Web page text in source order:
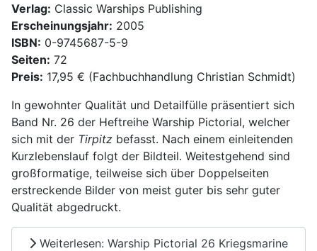
Verlag: Classic Warships Publishing
Erscheinungsjahr: 2005
ISBN: 0-9745687-5-9
Seiten: 72
Preis: 17,95 € (Fachbuchhandlung Christian Schmidt)
In gewohnter Qualität und Detailfülle präsentiert sich
Band Nr. 26 der Heftreihe Warship Pictorial, welcher
sich mit der Tirpitz befasst. Nach einem einleitenden
Kurzlebenslauf folgt der Bildteil. Weitestgehend sind
großformatige, teilweise sich über Doppelseiten
erstreckende Bilder von meist guter bis sehr guter
Qualität abgedruckt.
Weiterlesen: Warship Pictorial 26 Kriegsmarine